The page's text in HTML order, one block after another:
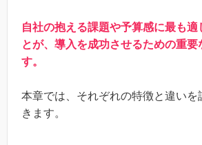
自社の抱える課題や予算感に最も適
とが、導入を成功させるための重要
す。
本章では、それぞれの特徴と違いを
きます。